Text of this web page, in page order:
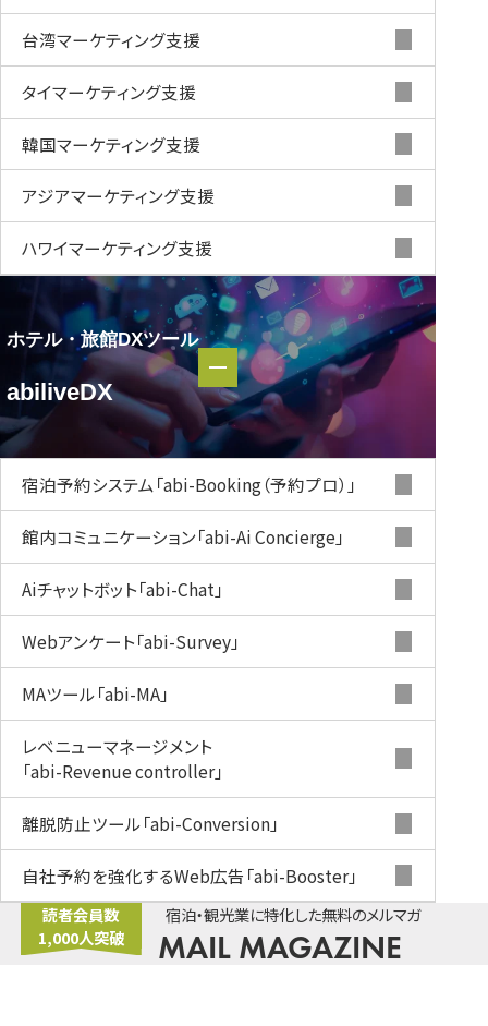
台湾マーケティング支援
タイマーケティング支援
韓国マーケティング支援
アジアマーケティング支援
ハワイマーケティング支援
ホテル・
旅館DXツール
abiliveDX
ホテル・旅館DXツール
abiliveDX
宿泊予約システム 「abi-Booking（予約プロ）」
館内コミュニケーション「abi-Ai Concierge」
Aiチャットボット「abi-Chat」
Webアンケート「abi-Survey」
MAツール「abi-MA」
レベニューマネージメント
「abi-Revenue controller」
離脱防止ツール「abi-Conversion」
自社予約を強化するWeb広告 「abi-Booster」
宿泊・観光業に特化した無料のメルマガ
MAIL MAGAZINE
読者会員数
1,000人突破